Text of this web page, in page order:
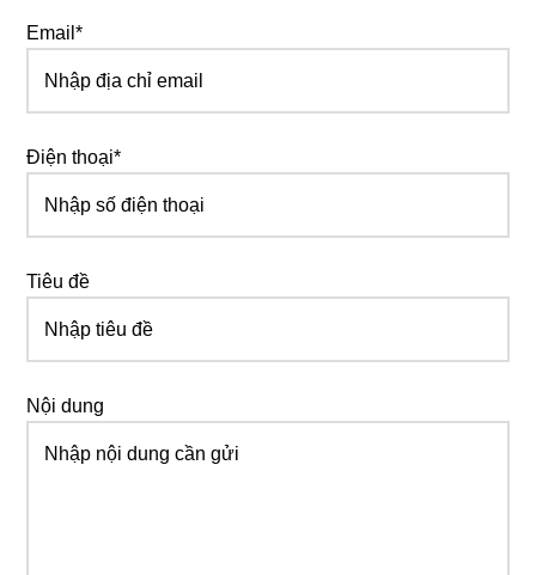
Email*
Điện thoại*
Tiêu đề
Nội dung